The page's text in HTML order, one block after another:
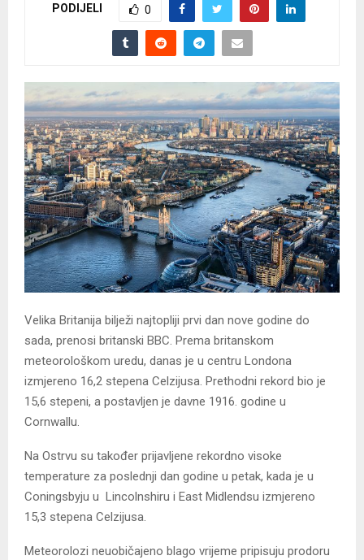
PODIJELI 0
Velika Britanija bilježi najtopliji prvi dan nove godine do
sada, prenosi britanski BBC. Prema britanskom
meteorološkom uredu, danas je u centru Londona
izmjereno 16,2 stepena Celzijusa. Prethodni rekord bio je
15,6 stepeni, a postavljen je davne 1916. godine u
Cornwallu.
Na Ostrvu su također prijavljene rekordno visoke
temperature za poslednji dan godine u petak, kada je u
Coningsbyju u Lincolnshiru i East Midlendsu izmjereno
15,3 stepena Celzijusa.
Meteorolozi neuobičajeno blago vrijeme pripisuju prodoru